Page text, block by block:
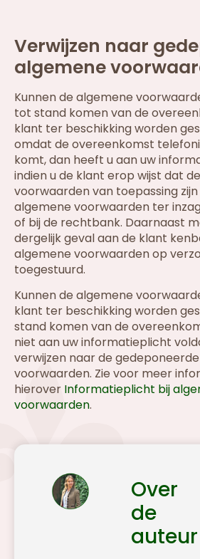
Verwijzen naar
algemene
Kunnen de algemene
tot stand komen van de
klant ter beschikking worden
omdat de overeenkomst
komt, dan heeft u aan uw
indien u de klant erop wijst dat
voorwaarden van toepassing
algemene voorwaarden ter
of bij de rechtbank. Daarnaast
dergelijk geval aan de klant
algemene voorwaarden op
toegestuurd.
Kunnen de algemene
klant ter beschikking worden
stand komen van de
niet aan uw informatieplicht
verwijzen naar de
voorwaarden. Zie voor meer
hierover Informatieplicht bij
voorwaarden.
Over
de
auteur